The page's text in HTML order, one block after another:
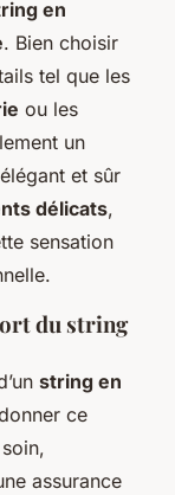
en
. Bien choisir
tel que les
ou les
un
et sûr
délicats,
sensation
du string
string en
ce
assurance